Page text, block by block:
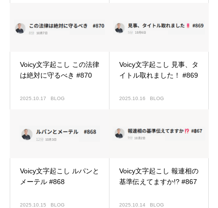
Voicy文字起こし この法律
は絶対に守るべき #870
2025.10.17 BLOG
Voicy文字起こし 見事、タ
イトル取れました！ #869
2025.10.16 BLOG
Voicy文字起こし ルパンと
メーテル #868
2025.10.15 BLOG
Voicy文字起こし 報連相の
基準伝えてますか!? #867
2025.10.14 BLOG